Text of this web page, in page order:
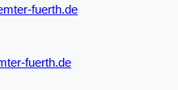
fuerth.de
fuerth.de